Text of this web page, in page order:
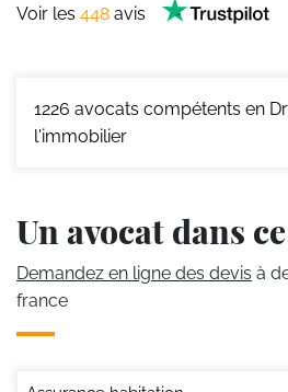
Voir les 448 avis
1226 avocats compétents en
l'immobilier
Un avocat dans
Demandez en ligne des devis à
france